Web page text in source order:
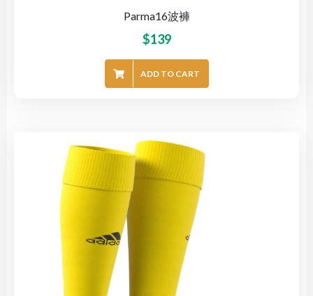
Parma16波褲
$139
ADD TO CART